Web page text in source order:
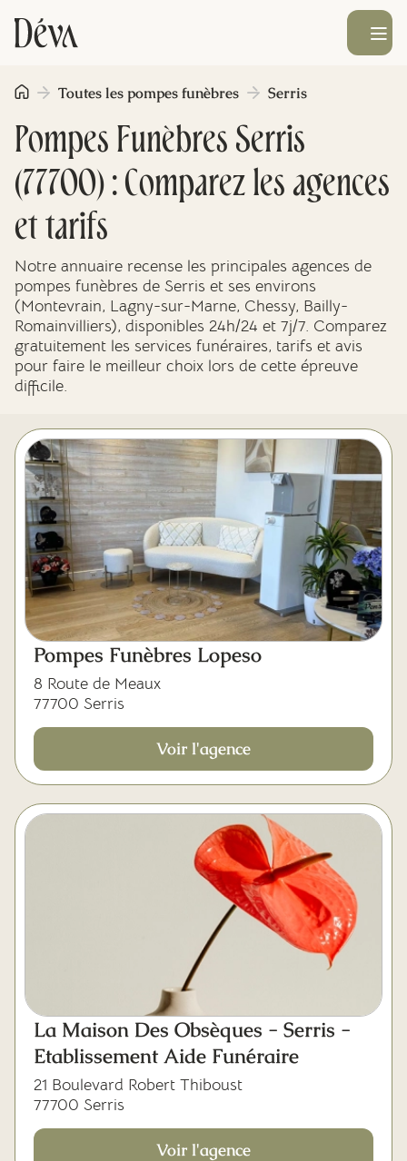
Obsèques
Prévoyance
Monument funéraire
Livraison de fleurs
Blog
Ouvrir le
Pompes Funèbres Serris
(77700) : Comparez les agences
et tarifs
Toutes les pompes funèbres Serris
Notre annuaire recense les principales agences de
pompes funèbres de Serris et ses environs
(Montevrain, Lagny-sur-Marne, Chessy, Bailly-
Romainvilliers), disponibles 24h/24 et 7j/7. Comparez
gratuitement les services funéraires, tarifs et avis
pour faire le meilleur choix lors de cette épreuve
difficile.
Pompes Funèbres Lopeso
8 Route de Meaux
77700 Serris
Voir l'agence
La Maison Des Obsèques - Serris -
Etablissement Aide Funéraire
21 Boulevard Robert Thiboust
77700 Serris
Voir l'agence